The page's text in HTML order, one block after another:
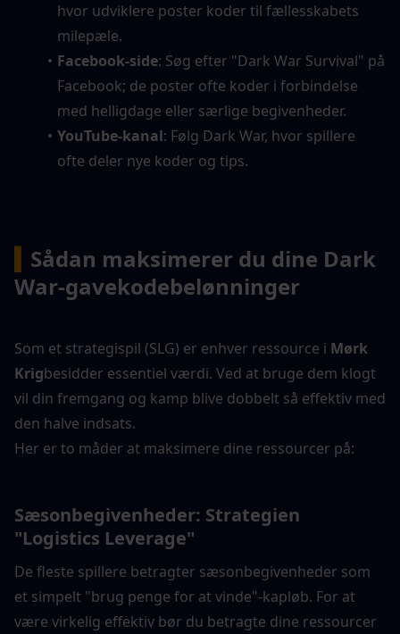
hvor udviklere poster koder til fællesskabets
milepæle.
Facebook-side: Søg efter "Dark War Survival" på
Facebook; de poster ofte koder i forbindelse
med helligdage eller særlige begivenheder.
YouTube-kanal: Følg Dark War, hvor spillere
ofte deler nye koder og tips.
Sådan maksimerer du dine Dark
War-gavekodebelønninger
Som et strategispil (SLG) er enhver ressource i Mørk
Krigbesidder essentiel værdi. Ved at bruge dem klogt
vil din fremgang og kamp blive dobbelt så effektiv med
den halve indsats.
Her er to måder at maksimere dine ressourcer på:
Sæsonbegivenheder: Strategien
"Logistics Leverage"
De fleste spillere betragter sæsonbegivenheder som
et simpelt "brug penge for at vinde"-kapløb. For at
være virkelig effektiv bør du betragte dine ressourcer